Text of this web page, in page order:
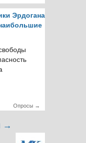
Эрдогана
Опросы →
→